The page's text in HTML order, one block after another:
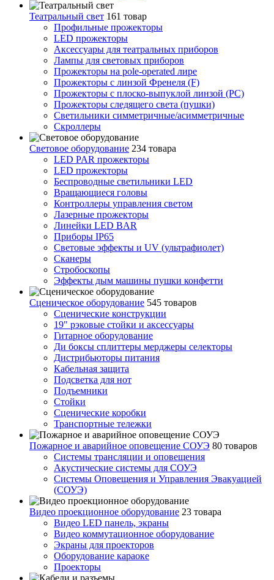
Театральный свет 161 товар
Профильные прожекторы
LED прожекторы
Аксессуары для театральных приборов
Лампы для световых приборов
Прожекторы на pole-operated лире
Прожекторы с линзой Френеля (F)
Прожекторы с плоско-выпуклой линзой (PC)
Прожекторы следящего света (пушки)
Светильники симметричные/асимметричные
Скроллеры
Световое оборудование 234 товара
LED PAR прожекторы
LED прожекторы
Беспроводные светильники LED
Вращающиеся головы
Контроллеры управления светом
Лазерные прожекторы
Линейки LED BAR
Приборы IP65
Световые эффекты и UV (ультрафиолет)
Сканеры
Стробоскопы
Эффекты дым машины пушки конфетти
Сценическое оборудование 545 товаров
Сценические конструкции
19" рэковые стойки и аксесcуары
Гитарное оборудование
Ди боксы сплиттеры мерджеры селекторы
Дистрибьюторы питания
Кабельная защита
Подсветка для нот
Подъемники
Стойки
Сценические коробки
Транспортные тележки
Пожарное и аварийное оповещение СОУЭ 80 товаров
Cистемы трансляции и оповещения
Акустические системы для СОУЭ
Системы Оповещения и Управления Эвакуацией
(СОУЭ)
Видео проекционное оборудование 23 товара
Видео LED панель, экраны
Видео коммутационное оборудование
Экраны для проекторов
Оборудование караоке
Проекторы